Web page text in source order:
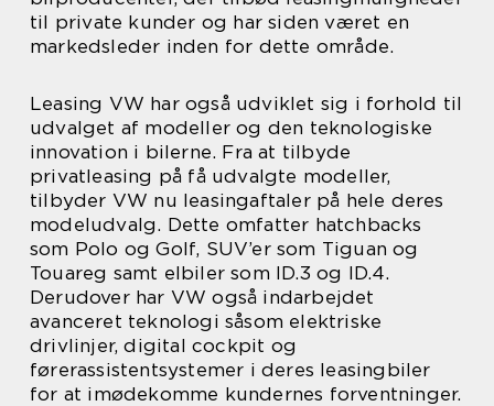
til private kunder og har siden været en
markedsleder inden for dette område.
Leasing VW har også udviklet sig i forhold til
udvalget af modeller og den teknologiske
innovation i bilerne. Fra at tilbyde
privatleasing på få udvalgte modeller,
tilbyder VW nu leasingaftaler på hele deres
modeludvalg. Dette omfatter hatchbacks
som Polo og Golf, SUV’er som Tiguan og
Touareg samt elbiler som ID.3 og ID.4.
Derudover har VW også indarbejdet
avanceret teknologi såsom elektriske
drivlinjer, digital cockpit og
førerassistentsystemer i deres leasingbiler
for at imødekomme kundernes forventninger.